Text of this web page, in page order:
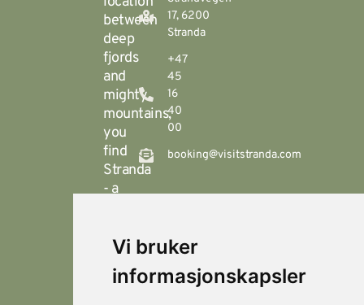
Vi bruker
informasjonskapsler
between
deep
fjords
and
mighty
mountains,
you
find
Stranda
- a
destination
that
offers
17, 6200
Stranda
+47
45
16
40
00
booking@visitstranda.com
Locations
Fjellsætra
Stranda
Horn Media